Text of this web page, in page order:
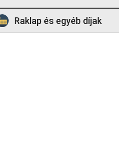
Raklap és egyéb díjak